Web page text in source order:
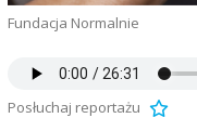
Fundacja Normalnie
Posłuchaj reportażu